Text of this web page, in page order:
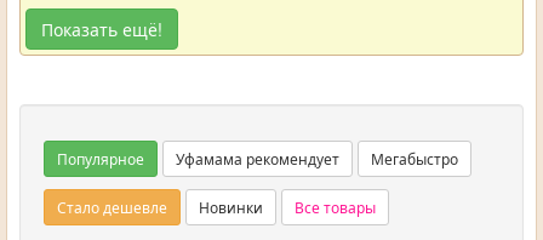
Показать ещё!
Популярное Уфамама рекомендует Мегабыстро
Стало дешевле Новинки Все товары